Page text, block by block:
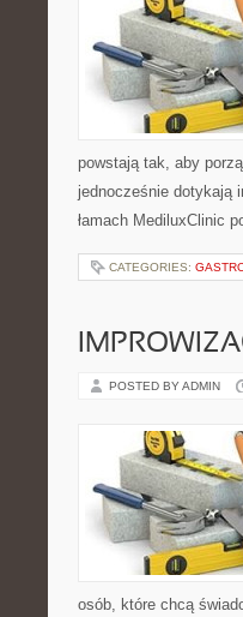
powstają tak, aby
jednocześnie dotykają
łamach MediluxClinic
CATEGORIES:
POSTED BY ADMIN
osób, które chcą